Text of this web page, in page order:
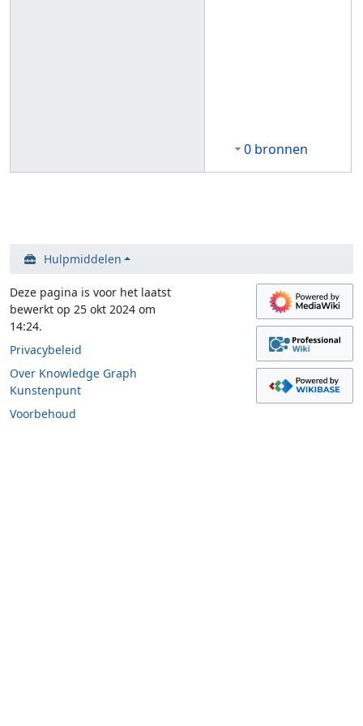
0 bronnen
Hulpmiddelen
Deze pagina is voor het laatst
bewerkt op 25 okt 2024 om
14:24.
Privacybeleid
Over Knowledge Graph
Kunstenpunt
Voorbehoud